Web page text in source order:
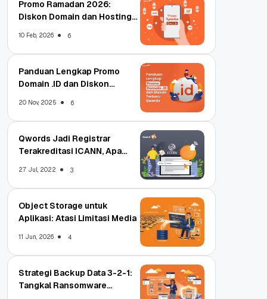
Promo Ramadan 2026:
Diskon Domain dan Hosting
10 Feb, 2026 6
Panduan Lengkap Promo
Domain .ID dan Diskon
20 Nov, 2025 6
Qwords Jadi Registrar
Terakreditasi ICANN, Apa
27 Jul, 2022 3
Object Storage untuk
Aplikasi: Atasi Limitasi Media
11 Jun, 2026 4
Strategi Backup Data 3-2-1:
Tangkal Ransomware